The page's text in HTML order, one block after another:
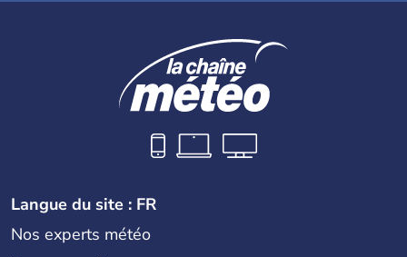
Langue du site : FR
Nos experts météo